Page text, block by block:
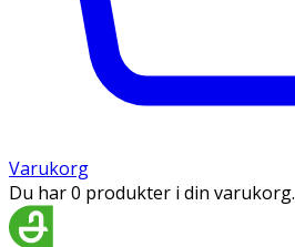
Varukorg
Du har 0 produkter i din varukorg.